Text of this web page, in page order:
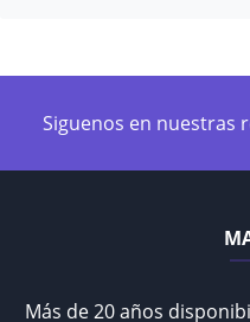
Siguenos en nuestras
Más de 20 años